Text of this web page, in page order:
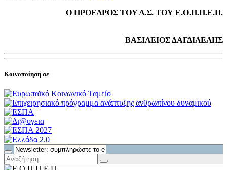
Ο ΠΡΟΕΔΡΟΣ ΤΟΥ Δ.Σ. ΤΟΥ Ε.Ο.Π.Π.Ε.Π.
ΒΑΣΙΛΕΙΟΣ ΔΑΓΔΙΛΕΛΗΣ
Κοινοποίηση σε